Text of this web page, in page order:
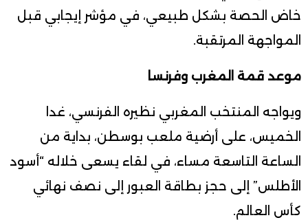
خاض الحصة بشكل طبيعي، في مؤشر إيجابي قبل
المواجهة المرتقبة.
موعد قمة المغرب وفرنسا
ويواجه المنتخب المغربي نظيره الفرنسي، غدا
الخميس، على أرضية ملعب بوسطن، بداية من
الساعة التاسعة مساء، في لقاء يسعى خلاله “أسود
الأطلس” إلى حجز بطاقة العبور إلى نصف نهائي
كأس العالم.